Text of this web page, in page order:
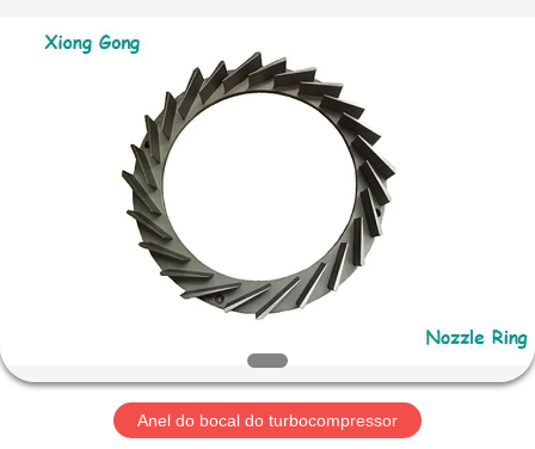
PRODUTOS
EXCURSÃO
Electrical
Anel do bocal do turbocompressor